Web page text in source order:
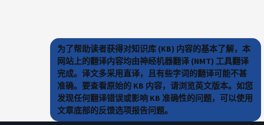
为了帮助读者获得对知识库 (KB) 内容的基本了解，本
网站上的翻译内容均由神经机器翻译 (NMT) 工具翻译
完成。译文多采用直译，且有些字词的翻译可能不甚
准确。要查看原始的 KB 内容，请浏览英文版本。如您
发现任何翻译错误或影响 KB 准确性的问题，可以使用
文章底部的反馈选项报告问题。